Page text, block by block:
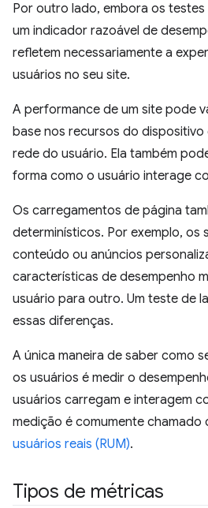
Por outro lado, embora os
um indicador razoável de
refletem necessariamente a
usuários no seu site.
A performance de um site pode
base nos recursos do
rede do usuário. Ela também
forma como o usuário interage
Os carregamentos de página
determinísticos. Por exemplo, os
conteúdo ou anúncios
características de desempenho
usuário para outro. Um teste de
essas diferenças.
A única maneira de saber como
os usuários é medir o
usuários carregam e interagem
medição é comumente chamado
usuários reais (RUM).
Tipos de métricas